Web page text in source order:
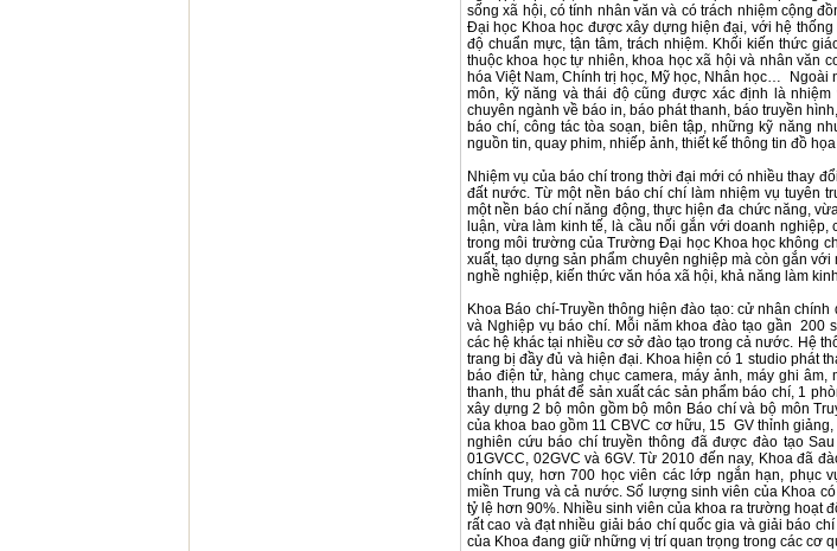
sống xã hội, có tính nhân văn và có trách nhiệm cộng
Đại học Khoa học được xây dựng hiện đại, với hệ
độ chuẩn mực, tận tâm, trách nhiệm. Khối kiến thức
thuộc khoa học tự nhiên, khoa học xã hội và nhân văn
hóa Việt Nam, Chính trị học, Mỹ học, Nhân học… Ngoài
môn, kỹ năng và thái độ cũng được xác định là
chuyên ngành về báo in, báo phát thanh, báo truyền
báo chí, công tác tòa soạn, biên tập, những kỹ năng
nguồn tin, quay phim, nhiếp ảnh, thiết kế thông tin đồ
Nhiệm vụ của báo chí trong thời đại mới có nhiều thay
đất nước. Từ một nền báo chí chí làm nhiệm vụ tuyên
một nền báo chí năng động, thực hiện đa chức năng,
luận, vừa làm kinh tế, là cầu nối gắn với doanh nghiệp,
trong môi trường của Trường Đại học Khoa học không
xuất, tạo dựng sản phẩm chuyên nghiệp mà còn gắn
nghề nghiệp, kiến thức văn hóa xã hội, khả năng làm
Khoa Báo chí-Truyền thông hiện đào tạo: cử nhân
và Nghiệp vụ báo chí. Mỗi năm khoa đào tạo gần 200
các hệ khác tại nhiều cơ sở đào tạo trong cả nước. Hệ
trang bị đầy đủ và hiện đại. Khoa hiện có 1 studio phát
báo điện tử, hàng chục camera, máy ảnh, máy ghi
thanh, thu phát để sản xuất các sản phẩm báo chí, 1
xây dựng 2 bộ môn gồm bộ môn Báo chí và bộ môn
của khoa bao gồm 11 CBVC cơ hữu, 15 GV thỉnh
nghiên cứu báo chí truyền thông đã được đào tạo
01GVCC, 02GVC và 6GV. Từ 2010 đến nay, Khoa đã
chính quy, hơn 700 học viên các lớp ngắn hạn, phục
miền Trung và cả nước. Số lượng sinh viên của Khoa
tỷ lệ hơn 90%. Nhiều sinh viên của khoa ra trường hoạt
rất cao và đạt nhiều giải báo chí quốc gia và giải báo
của Khoa đang giữ những vị trí quan trọng trong các cơ